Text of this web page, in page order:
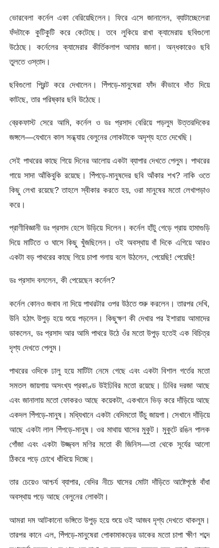
ভোরবেলা কর্নেল একা বেরিয়েছিলেন। ফিরে এসে জানালেন, ব্যাটাচ্ছেলেরা
ফঁদটাকে কুটিকুটি করে কেটেছে। তবে লুকিয়ে রাখা ক্যামেরায় ছবিগুলো
উঠেছে। কর্নেলের ক্যামেরার কীর্তিকলাপ আমার জানা। অন্ধকারেও ছবি
তুলতে ওস্তাদ।
ছবিগুলো প্রিন্ট করে দেখালেন। পিঁপড়ে-মানুষেরা ফাঁদ কীভাবে দাঁত দিয়ে
কাটছে, তার পরিষ্কার ছবি উঠেছে।
ব্রেকফাস্ট সেরে আমি, কর্নেল ও ডঃ প্রসাদ বেরিয়ে পড়লুম উত্তরদিকের
জঙ্গলে—যেখানে কাল সন্ধ্যায় বেলুনের লোকটাকে অদৃশ্য হতে দেখেছি।
সেই পাথরের কাছে গিয়ে দিনের আলোয় একটা ব্যাপার দেখতে পেলুম। পাথরের
গায়ে সাদা আঁকিবুকি রয়েছে। পিঁপড়ে-মানুষদের ছবি আঁকার শখ? নাকি ওতে
কিছু লেখা রয়েছে? তাহলে স্বীকার করতে হয়, ওরা মানুষের মতো লেখাপড়াও
করে।
প্রাণীবিজ্ঞানী ডঃ প্রসাদ হেসে উড়িয়ে দিলেন। কর্নেল হাঁটু গেড়ে প্রায় হামাগুড়ি
দিয়ে মাটিতে ও ঘাসে কিছু খুঁজছিলেন। ওই অবস্থায় বাঁ দিকে এগিয়ে আরও
একটা বড় পাথরের কাছে গিয়ে চাপা গলায় বলে উঠলেন, পেয়েছি! পেয়েছি!
ডঃ প্রসাদ বললেন, কী পেয়েছেন কর্নেল?
কর্নেল কোনও জবাব না দিয়ে পাথরটার ওপর উঠতে শুরু করলেন। তারপর দেখি,
উনি হঠাৎ উপুড় হয়ে শুয়ে পড়লেন। কিছুক্ষণ কী দেখার পর ইশারায় আমাদের
ডাকলেন, ডঃ প্রসাদ আর আমি পাথরে উঠে ওঁর মতো উপুড় হতেই এক বিচিত্র
দৃশ্য দেখতে পেলুম।
পাথরের ওদিকে ঢালু হয়ে মাটিটা নেমে গেছে এবং একটা বিশাল গর্তের মতো
সমতল জায়গায় অসংখ্য প্রকাণ্ড উইঢিবির মতো রয়েছে। ঢিবির দরজা আছে
এবং জানালায় মতো ফোকরও আছে কয়েকটা, একখানে ভিড় করে দাঁড়িয়ে আছে
একদল পিঁপড়ে-মানুষ। মধ্যিখানে একটা বেদিমতো উঁচু জায়গা। সেখানে দাঁড়িয়ে
আছে একটা লাল পিঁপড়ে-মানুষ। ওর মাথায় ঘাসের মুকুট। মুকুটে রঙিন পালক
গোঁজা এবং একটা উজ্জ্বল মণির মতো কী জিনিস—তা থেকে সূর্যের আলো
ঠিকরে পড়ে চোখে ধাঁধিয়ে দিচ্ছে।
তার চেয়েও আশ্চর্য ব্যাপার, বেদির নীচে ঘাসের মোটা দাঁড়িতে আষ্টেপৃষ্ঠে বাঁধা
অবস্থায় পড়ে আছে বেলুনের লোকটা।
আমরা দম আটকানো ভঙ্গিতে উপুড় হয়ে শুয়ে ওই আজব দৃশ্য দেখতে থাকলুম।
তারপর কানে এল, পিঁপড়ে-মানুষেরা পোকামাকড়ের ডাকের মতো চাপা ক্ষীণ শব্দে